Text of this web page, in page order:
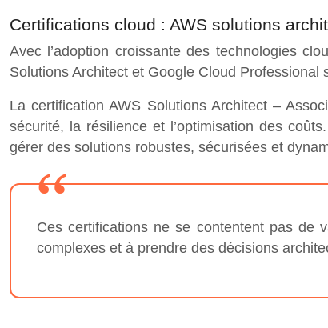
Certifications cloud : AWS solutions
Avec l’adoption croissante des technologies
Solutions Architect et Google Cloud
La certification AWS Solutions Architect –
sécurité, la résilience et l’optimisation des
gérer des solutions robustes, sécurisées et
Ces certifications ne se contentent pas de
complexes et à prendre des décisions